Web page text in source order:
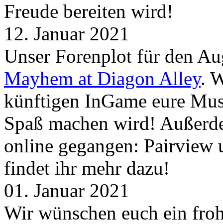
Freude bereiten wird!
12. Januar 2021
Unser Forenplot für den
Mayhem at Diagon Alley.
künftigen InGame eure
Spaß machen wird!
online gegangen:
findet ihr mehr dazu!
01. Januar 2021
Wir wünschen euch ein